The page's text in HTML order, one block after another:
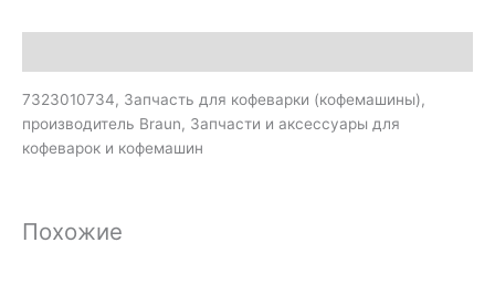
7323010734, Запчасть для кофеварки (кофемашины),
производитель Braun, Запчасти и аксессуары для
кофеварок и кофемашин
Похожие